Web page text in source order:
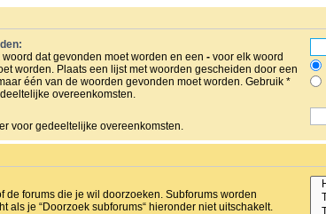
woord dat gevonden moet worden en een - voor elk woord
worden. Plaats een lijst met woorden gescheiden door een
één van de woorden gevonden moet worden. Gebruik *
overeenkomsten.
voor gedeeltelijke overeenkomsten.
de forums die je wil doorzoeken. Subforums worden
als je “Doorzoek subforums“ hieronder niet uitschakelt.